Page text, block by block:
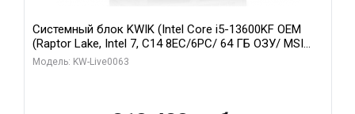
Системный блок KWIK (Intel Core i5-13600KF OEM
(Raptor Lake, Intel 7, C14 8EC/6PC/ 64 ГБ ОЗУ/ MSI
RTX5080 VENTUS 3X OC 16GB GDDR7 256bit 3xDP
Модель: KW-Live0063